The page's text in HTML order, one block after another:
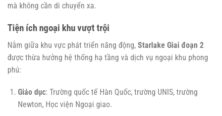
mà không cần di chuyển xa.
Tiện ích ngoại khu vượt trội
Nằm giữa khu vực phát triển năng động, Starlake Giai đoạn 2
được thừa hưởng hệ thống hạ tầng và dịch vụ ngoại khu phong
phú:
Giáo dục: Trường quốc tế Hàn Quốc, trường UNIS, trường
Newton, Học viện Ngoại giao.